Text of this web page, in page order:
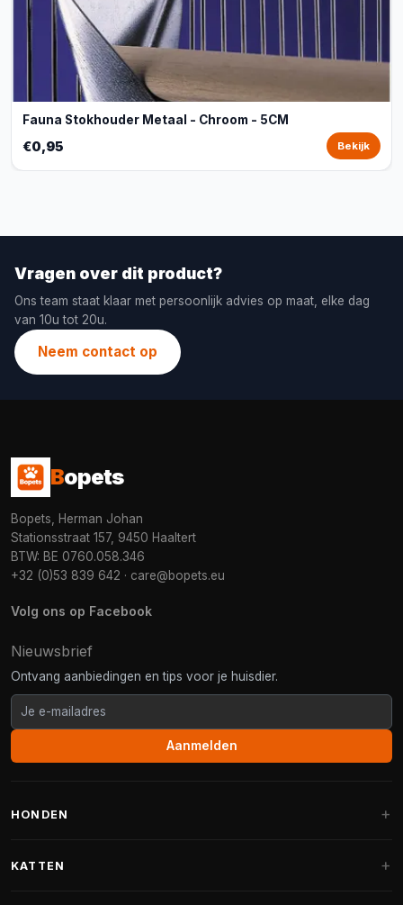
Fauna Stokhouder Metaal - Chroom - 5CM
€0,95 Bekijk
Vragen over dit product?
Ons team staat klaar met persoonlijk advies op maat, elke dag
van 10u tot 20u.
Neem contact op
Bopets
Bopets, Herman Johan
Stationsstraat 157, 9450 Haaltert
BTW: BE 0760.058.346
+32 (0)53 839 642 · care@bopets.eu
Volg ons op Facebook
Nieuwsbrief
Ontvang aanbiedingen en tips voor je huisdier.
Aanmelden
HONDEN
KATTEN